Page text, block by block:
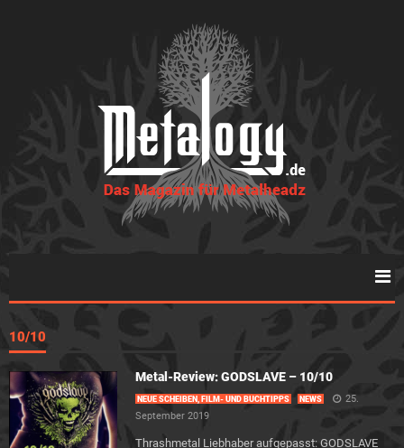
10/10
Metal-Review: GODSLAVE – 10/10
NEUE SCHEIBEN, FILM- UND BUCHTIPPS NEWS
25.
September 2019
Thrashmetal Liebhaber aufgepasst: GODSLAVE